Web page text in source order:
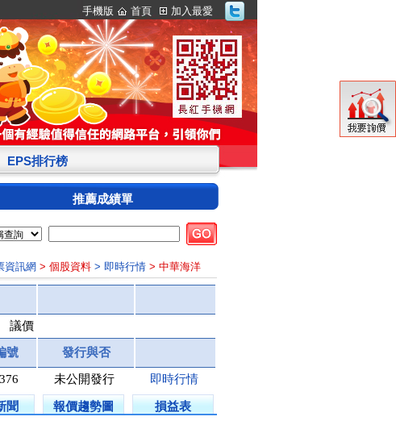
手機版 首頁 加入最愛
EPS排行榜
推薦成績單
資訊網 > 個股資料 > 即時行情 > 中華海洋
議價
號 發行與否
未公開發行 即時行情
聞 報價趨勢圖 損益表